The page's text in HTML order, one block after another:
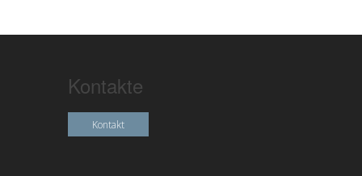
Kontakte
Kontakt